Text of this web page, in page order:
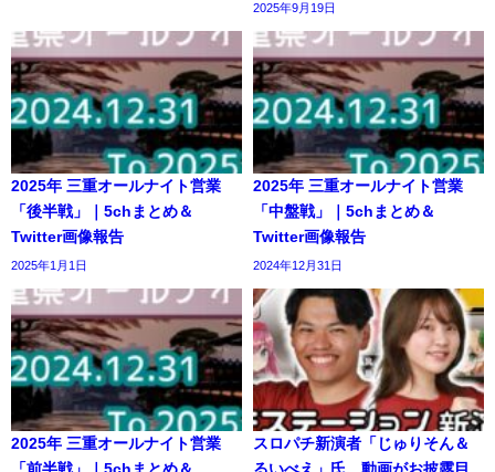
2025年9月19日
2025年 三重オールナイト営業
「後半戦」｜5chまとめ＆
Twitter画像報告
2025年1月1日
2025年 三重オールナイト営業
「中盤戦」｜5chまとめ＆
Twitter画像報告
2024年12月31日
2025年 三重オールナイト営業
スロパチ新演者「じゅりそん＆